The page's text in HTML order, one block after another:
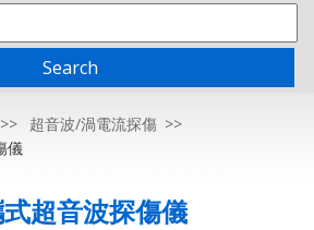
Search
超音波/渦電流探傷
儀
超音波探傷儀